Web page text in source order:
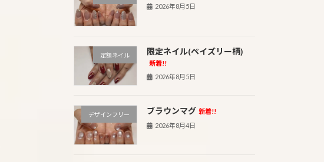
2026年8月5日
定額ネイル 限定ネイル(ペイズリー柄)
新着!!
2026年8月5日
デザインフリー ブラウンマグ 新着!!
2026年8月4日